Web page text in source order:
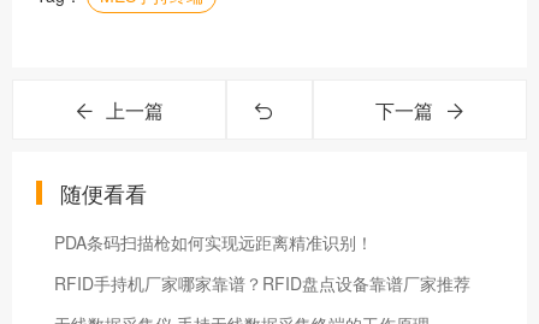
上一篇 下一篇
随便看看
PDA条码扫描枪如何实现远距离精准识别！
RFID手持机厂家哪家靠谱？RFID盘点设备靠谱厂家推荐